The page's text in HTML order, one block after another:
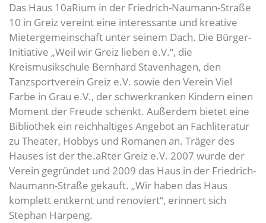
Das Haus 10aRium in der Friedrich-Naumann-Straße
10 in Greiz vereint eine interessante und kreative
Mietergemeinschaft unter seinem Dach. Die Bürger-
Initiative „Weil wir Greiz lieben e.V.“, die
Kreismusikschule Bernhard Stavenhagen, den
Tanzsportverein Greiz e.V. sowie den Verein Viel
Farbe in Grau e.V., der schwerkranken Kindern einen
Moment der Freude schenkt. Außerdem bietet eine
Bibliothek ein reichhaltiges Angebot an Fachliteratur
zu Theater, Hobbys und Romanen an. Träger des
Hauses ist der the.aRter Greiz e.V. 2007 wurde der
Verein gegründet und 2009 das Haus in der Friedrich-
Naumann-Straße gekauft. „Wir haben das Haus
komplett entkernt und renoviert“, erinnert sich
Stephan Harpeng.